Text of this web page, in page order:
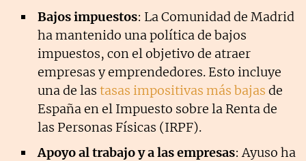
Bajos impuestos: La Comunidad de Madrid
ha mantenido una política de bajos
impuestos, con el objetivo de atraer
empresas y emprendedores. Esto incluye
una de las tasas impositivas más bajas de
España en el Impuesto sobre la Renta de
las Personas Físicas (IRPF).
Apoyo al trabajo y a las empresas: Ayuso ha